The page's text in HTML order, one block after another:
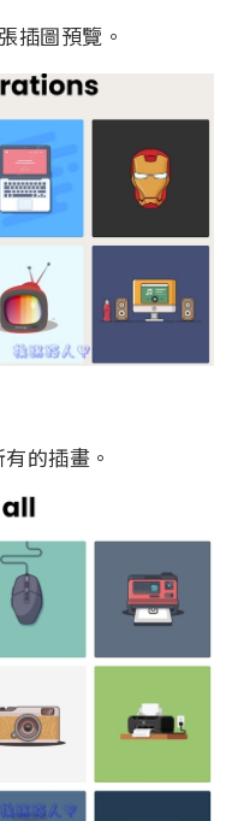
插圖預覽。
的插畫。